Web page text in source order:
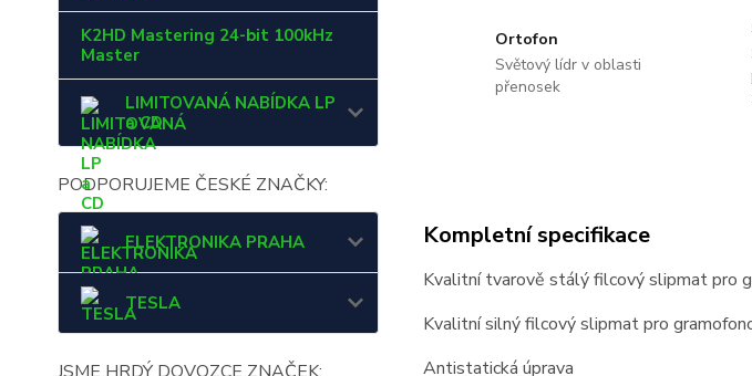
K2HD Mastering 24-bit 100kHz
Master
LIMITOVANÁ NABÍDKA LP
a CD
PODPORUJEME ČESKÉ ZNAČKY:
ELEKTRONIKA PRAHA
TESLA
Ortofon
Světový lídr v oblasti
přenosek
Kompletní specifikace
Kvalitní tvarově stálý filcový slipmat pro
Kvalitní silný filcový slipmat pro
Antistatická úprava